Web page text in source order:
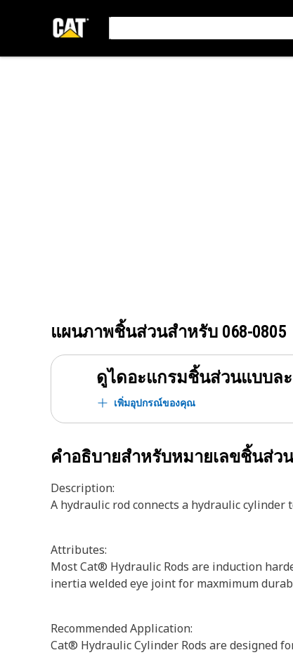
แผนภาพชิ้นส่วนสำหรับ 068-0805
ดูไดอะแกรมชิ้นส่วนแบบละ
เพิ่มอุปกรณ์ของคุณ
คำอธิบายสำหรับหมายเลขชิ้นส่ว
Description:
A hydraulic rod connects a hydraulic
Attributes:
Most Cat® Hydraulic Rods are induction
inertia welded eye joint for maxmimum
Recommended Application:
Cat® Hydraulic Cylinder Rods are designed